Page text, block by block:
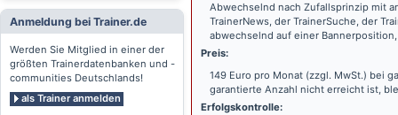
Anmeldung bei Trainer.de
Werden Sie Mitglied in einer der
größten Trainerdatenbanken und -
communities Deutschlands!
als Trainer anmelden
Abwechselnd nach Zufallsprinzip mit
TrainerNews, der TrainerSuche, der
abwechselnd auf einer
Preis:
149 Euro pro Monat (zzgl. MwSt.) bei
garantierte Anzahl nicht erreicht ist,
Erfolgskontrolle: